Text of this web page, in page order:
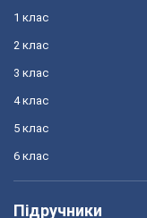
1 клас
2 клас
3 клас
4 клас
5 клас
6 клас
Підручники